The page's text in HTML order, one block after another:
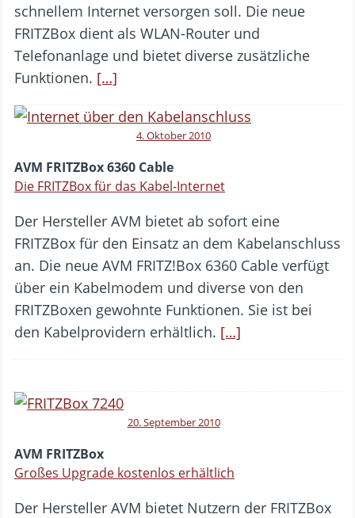
schnellem Internet versorgen soll. Die neue
FRITZBox dient als WLAN-Router und
Telefonanlage und bietet diverse zusätzliche
Funktionen. […]
4. Oktober 2010
AVM FRITZBox 6360 Cable
Die FRITZBox für das Kabel-Internet
Der Hersteller AVM bietet ab sofort eine
FRITZBox für den Einsatz an dem Kabelanschluss
an. Die neue AVM FRITZ!Box 6360 Cable verfügt
über ein Kabelmodem und diverse von den
FRITZBoxen gewohnte Funktionen. Sie ist bei
den Kabelprovidern erhältlich. […]
20. September 2010
AVM FRITZBox
Großes Upgrade kostenlos erhältlich
Der Hersteller AVM bietet Nutzern der FRITZBox